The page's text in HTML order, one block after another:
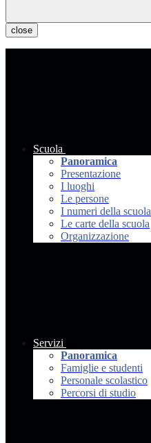
close
Scuola
Panoramica
Presentazione
I luoghi
Le persone
I numeri della scuola
Le carte della scuola
Organizzazione
Servizi
Panoramica
Famiglie e studenti
Personale scolastico
Percorsi di studio